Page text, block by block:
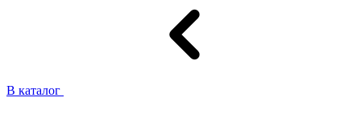
В каталог